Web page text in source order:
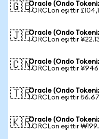
🇬🇧Oracle (Ondo
1 ORCLon eşittir
🇯🇵Oracle (Ondo
1 ORCLon eşittir
🇨🇳Oracle (Ondo
1 ORCLon eşittir
🇹🇷Oracle (Ondo
1 ORCLon eşittir
🇰🇷Oracle (Ondo
1 ORCLon eşittir